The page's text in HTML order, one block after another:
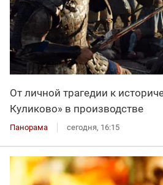
От личной трагедии к
Куликово» в производстве
Панорама сегодня, 16:15